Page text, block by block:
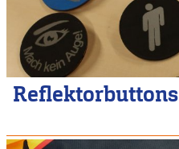
Reflektorbuttons